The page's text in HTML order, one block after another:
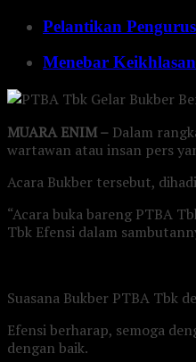
Pelantikan
Menebar
MUARA ENIM – Dalam
wartawan atau insan pers
Acara Bukber tersebut,
“Acara buka bareng PTBA
Tbk Efensi dalam
Suasana Bukber PTBA Tbk
Efensi berharap, semoga
dengan baik.